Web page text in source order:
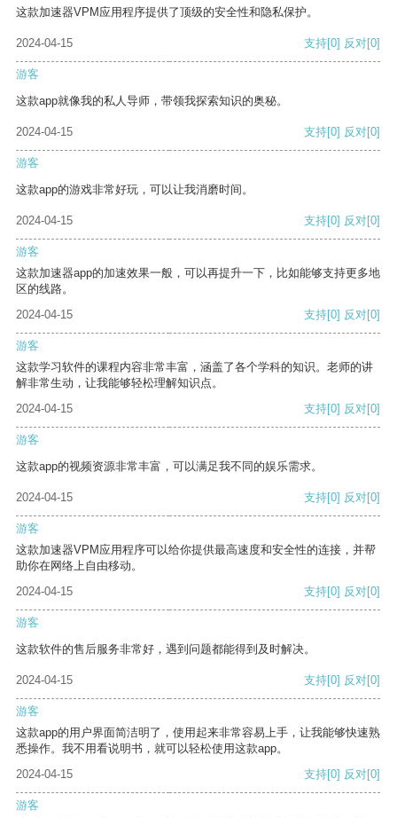
这款加速器VPM应用程序提供了顶级的安全性和隐私保护。
2024-04-15 支持[0] 反对[0]
游客
这款app就像我的私人导师，带领我探索知识的奥秘。
2024-04-15 支持[0] 反对[0]
游客
这款app的游戏非常好玩，可以让我消磨时间。
2024-04-15 支持[0] 反对[0]
游客
这款加速器app的加速效果一般，可以再提升一下，比如能够支持更多地
区的线路。
2024-04-15
支持[0] 反对[0]
游客
这款学习软件的课程内容非常丰富，涵盖了各个学科的知识。老师的讲
解非常生动，让我能够轻松理解知识点。
2024-04-15
支持[0] 反对[0]
游客
这款app的视频资源非常丰富，可以满足我不同的娱乐需求。
2024-04-15 支持[0] 反对[0]
游客
这款加速器VPM应用程序可以给你提供最高速度和安全性的连接，并帮
助你在网络上自由移动。
2024-04-15
支持[0] 反对[0]
游客
这款软件的售后服务非常好，遇到问题都能得到及时解决。
2024-04-15 支持[0] 反对[0]
游客
这款app的用户界面简洁明了，使用起来非常容易上手，让我能够快速熟
悉操作。我不用看说明书，就可以轻松使用这款app。
2024-04-15
支持[0] 反对[0]
游客